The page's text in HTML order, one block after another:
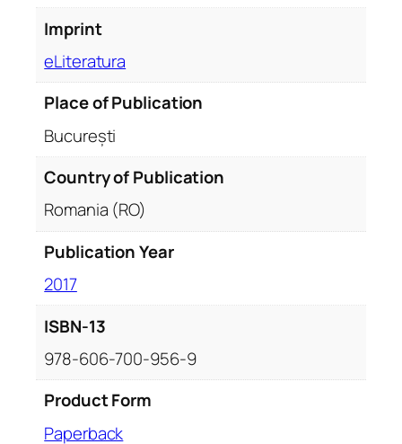
Imprint
eLiteratura
Place of Publication
București
Country of Publication
Romania (RO)
Publication Year
2017
ISBN-13
978-606-700-956-9
Product Form
Paperback